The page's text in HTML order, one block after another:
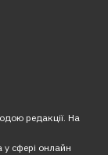
редакції. На
у сфері онлайн